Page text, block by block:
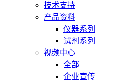
技术支持
产品资料
仪器系列
试剂系列
视频中心
全部
企业宣传